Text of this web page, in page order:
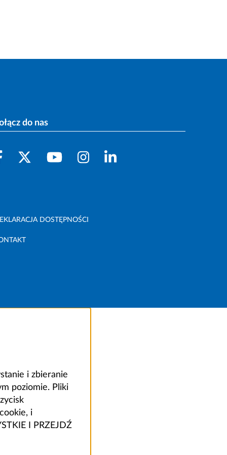
do nas
DOSTĘPNOŚCI
i zbieranie
poziomie. Pliki
i
I PRZEJDŹ